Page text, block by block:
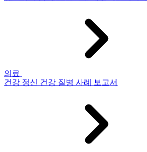
의료
건강 정신 건강 질병 사례 보고서